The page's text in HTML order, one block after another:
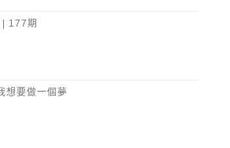
| 177期
想要做一個夢